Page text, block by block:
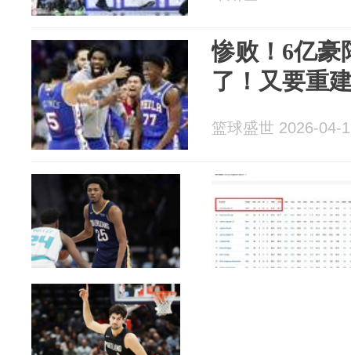
惨败！6亿豪
了！又要重
篮球盛世 2026-04-